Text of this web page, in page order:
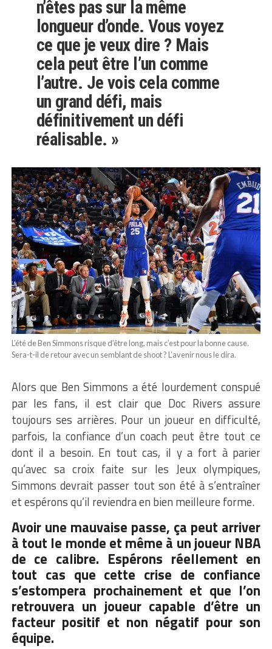
n’êtes pas sur la même
longueur d’onde. Vous voyez
ce que je veux dire ? Mais
cela peut être l’un comme
l’autre. Je vois cela comme
un grand défi, mais
définitivement un défi
réalisable. »
L’été de Ben Simmons risque d’être long, mais c’est pour la bonne cause.
Sera-t-il de retour avec un semblant de shoot ? L’avenir nous le dira.
Alors que Ben Simmons a été lourdement conspué
par les fans, il est clair que Doc Rivers assure
toujours ses arrières. Pour un joueur en difficulté,
parfois, la confiance d’un coach peut être tout ce
dont il a besoin. En tout cas, il y a fort à parier
qu’avec sa croix faite sur les Jeux olympiques,
Simmons devrait passer tout son été à s’entraîner
et espérons qu’il reviendra en bien meilleure forme.
Avoir une mauvaise passe, ça peut arriver
à tout le monde et même à un joueur NBA
de ce calibre. Espérons réellement en
tout cas que cette crise de confiance
s’estompera prochainement et que l’on
retrouvera un joueur capable d’être un
facteur positif et non négatif pour son
équipe.